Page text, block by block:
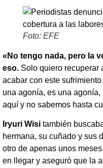
Foto: EFE
«No tengo nada, pero la
eso. Solo quiero recuperar
acabar con este
una agonía, es una
aquí y no sabemos hasta
Iryuri Wisi también
hermana, su cuñado y sus
otro de apenas unos
en llegar y aseguró que la